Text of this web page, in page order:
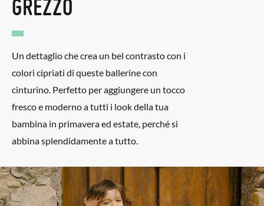
GREZZO
Un dettaglio che crea un bel contrasto con i
colori cipriati di queste ballerine con
cinturino. Perfetto per aggiungere un tocco
fresco e moderno a tutti i look della tua
bambina in primavera ed estate, perché si
abbina splendidamente a tutto.